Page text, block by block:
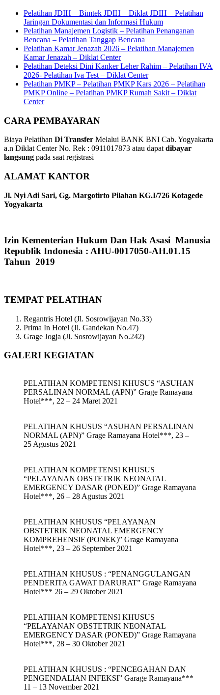
Pelatihan JDIH – Bimtek JDIH – Diklat JDIH – Pelatihan
Jaringan Dokumentasi dan Informasi Hukum
Pelatihan Manajemen Logistik – Pelatihan Penanganan
Bencana – Pelatihan Tanggap Bencana
Pelatihan Kamar Jenazah 2026 – Pelatihan Manajemen
Kamar Jenazah – Diklat Center
Pelatihan Deteksi Dini Kanker Leher Rahim – Pelatihan IVA
2026- Pelatihan Iva Test – Diklat Center
Pelatihan PMKP – Pelatihan PMKP Kars 2026 – Pelatihan
PMKP Online – Pelatihan PMKP Rumah Sakit – Diklat
Center
CARA PEMBAYARAN
Biaya Pelatihan Di Transfer Melalui BANK BNI Cab. Yogyakarta
a.n Diklat Center No. Rek : 0911017873 atau dapatdibayar
langsung pada saat registrasi
ALAMAT KANTOR
Jl. Nyi Adi Sari, Gg. Margotirto Pilahan KG.I/726 Kotagede
Yogyakarta
Izin Kementerian Hukum Dan Hak Asasi Manusia
Republik Indonesia : AHU-0017050-AH.01.15
Tahun 2019
TEMPAT PELATIHAN
Regantris Hotel (Jl. Sosrowijayan No.33)
Prima In Hotel (Jl. Gandekan No.47)
Grage Jogja (Jl. Sosrowijayan No.242)
GALERI KEGIATAN
PELATIHAN KOMPETENSI KHUSUS “ASUHAN
PERSALINAN NORMAL (APN)” Grage Ramayana
Hotel***, 22 – 24 Maret 2021
PELATIHAN KHUSUS “ASUHAN PERSALINAN
NORMAL (APN)” Grage Ramayana Hotel***, 23 –
25 Agustus 2021
PELATIHAN KOMPETENSI KHUSUS
“PELAYANAN OBSTETRIK NEONATAL
EMERGENCY DASAR (PONED)” Grage Ramayana
Hotel***, 26 – 28 Agustus 2021
PELATIHAN KHUSUS “PELAYANAN
OBSTETRIK NEONATAL EMERGENCY
KOMPREHENSIF (PONEK)” Grage Ramayana
Hotel***, 23 – 26 September 2021
PELATIHAN KHUSUS : “PENANGGULANGAN
PENDERITA GAWAT DARURAT” Grage Ramayana
Hotel*** 26 – 29 Oktober 2021
PELATIHAN KOMPETENSI KHUSUS
“PELAYANAN OBSTETRIK NEONATAL
EMERGENCY DASAR (PONED)” Grage Ramayana
Hotel***, 28 – 30 Oktober 2021
PELATIHAN KHUSUS : “PENCEGAHAN DAN
PENGENDALIAN INFEKSI” Garage Ramayana***
11 – 13 November 2021